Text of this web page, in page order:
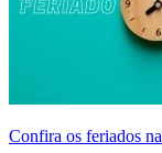
Confira os feriados